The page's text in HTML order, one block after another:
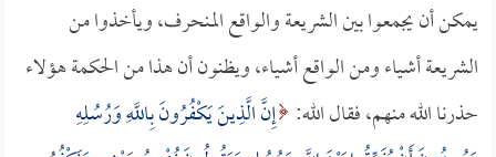
يمكن أن يجمعوا بين الشريعة والواقع المنحرف، ويأخذوا من
الشريعة أشياء ومن الواقع أشياء، ويظنون أن هذا من الحكمة هؤلاء
حذرنا الله منهم، فقال الله: إِنَّ الَّذِينَ يَكْفُرُونَ بِاللَّهِ وَرُسُلِهِ